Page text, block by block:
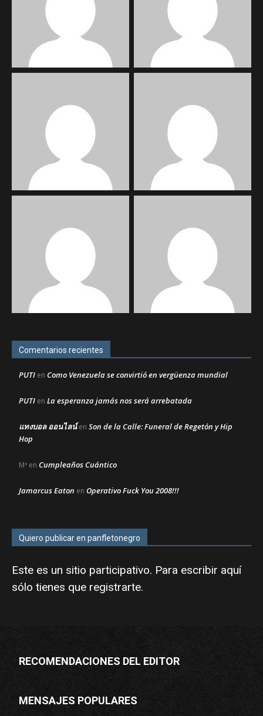
Comentarios recientes
PUTI en Como Venezuela se convirtió en vergüenza mundial
PUTI en La esperanza jamás nos será arrebatada
แทงบอล ออนไลน์en Son de la Calle: Funeral de Regetón y Hip
Hop
Mª en Cumpleaños Cuántico
Jamarcus Eaton en Operativo Fuck You 2008!!!
Quiero publicar en panfletonegro
Este es un sitio participativo. Para escribir aquí
sólo tienes que registrarte.
RECOMENDACIONES DEL EDITOR
MENSAJES POPULARES